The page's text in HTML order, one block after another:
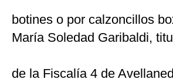
botines o por calzoncillos
María Soledad Garibaldi,
de la Fiscalía 4 de